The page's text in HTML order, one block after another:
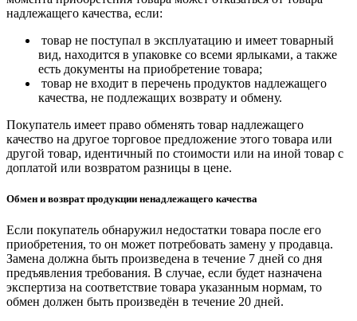
надлежащего качества, если:
товар не поступал в эксплуатацию и имеет товарный
вид, находится в упаковке со всеми ярлыками, а также
есть документы на приобретение товара;
товар не входит в перечень продуктов надлежащего
качества, не подлежащих возврату и обмену.
Покупатель имеет право обменять товар надлежащего
качество на другое торговое предложение этого товара или
другой товар, идентичный по стоимости или на иной товар с
доплатой или возвратом разницы в цене.
Обмен и возврат продукции ненадлежащего качества
Если покупатель обнаружил недостатки товара после его
приобретения, то он может потребовать замену у продавца.
Замена должна быть произведена в течение 7 дней со дня
предъявления требования. В случае, если будет назначена
экспертиза на соответствие товара указанным нормам, то
обмен должен быть произведён в течение 20 дней.